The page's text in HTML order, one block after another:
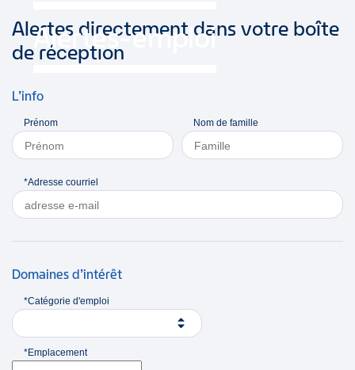
Alertes-emploi
Alertes directement dans votre boîte
de réception
L’info
Prénom Nom de famille
*Adresse courriel
Domaines d’intérêt
*Catégorie d'emploi
*Emplacement